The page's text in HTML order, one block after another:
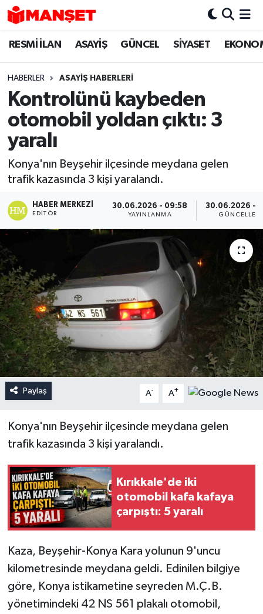
RESMİ İLAN ASAYİŞ GÜNCEL SİYASET
HABERLER ASAYİŞ HABERLERİ
Kontrolünü kaybeden
otomobil yoldan çıktı: 3
yaralı
Konya'nın Beyşehir ilçesinde meydana gelen
trafik kazasında 3 kişi yaralandı.
HABER MERKEZI
EDITÖR
30.06.2026 - 09:58
YAYINLANMA
30.06.2026 -
Paylaş A- A+
Konya'nın Beyşehir ilçesinde meydana gelen
trafik kazasında 3 kişi yaralandı.
Kırıkkale'de iki
otomobil kafa kafaya
çarpıştı: 5 yaralı
Kaza, Beyşehir-Konya Kara yolunun 9'uncu
kilometresinde meydana geldi. Edinilen bilgiye
göre, Konya istikametine seyreden M.Ç.B.
yönetimindeki 42 NS 561 plakalı otomobil,
Hava Durumu
Trafik Durumu
Süper Lig Puan Durumu ve Fikstür
Tüm Manşetler
Son Dakika Haberleri